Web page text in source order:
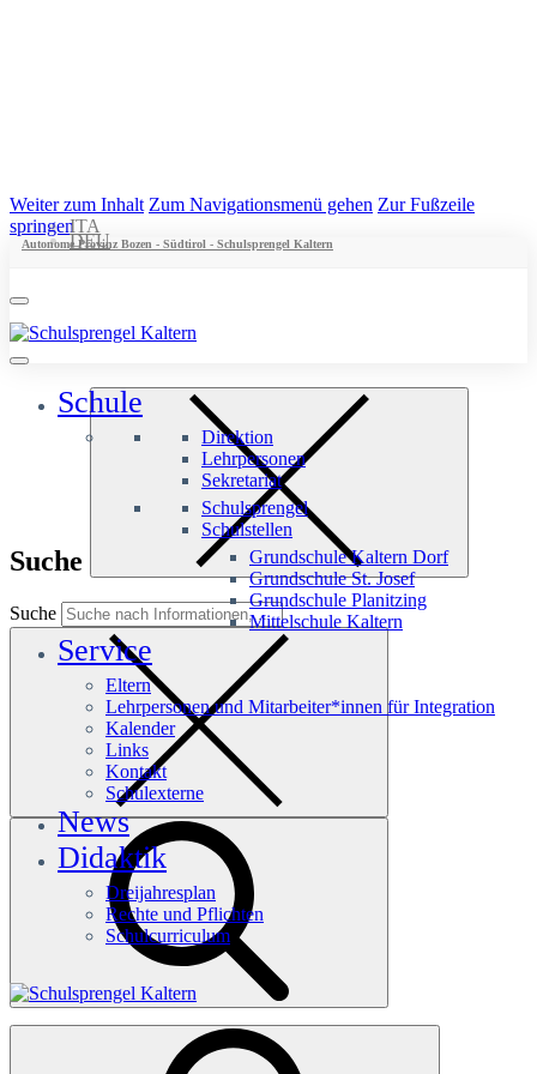
Weiter zum Inhalt Zum Navigationsmenü gehen Zur Fußzeile
springen
Autonome Provinz Bozen - Südtirol - Schulsprengel Kaltern
ITA
DEU
Schule
Direktion
Lehrpersonen
Sekretariat
Schulsprengel
Schulstellen
Grundschule Kaltern Dorf
Grundschule St. Josef
Grundschule Planitzing
Mittelschule Kaltern
Service
Eltern
Lehrpersonen und Mitarbeiter*innen für Integration
Kalender
Links
Kontakt
Schulexterne
News
Didaktik
Dreijahresplan
Rechte und Pflichten
Schulcurriculum
Suche
Suche
Häufige Suchanfragen